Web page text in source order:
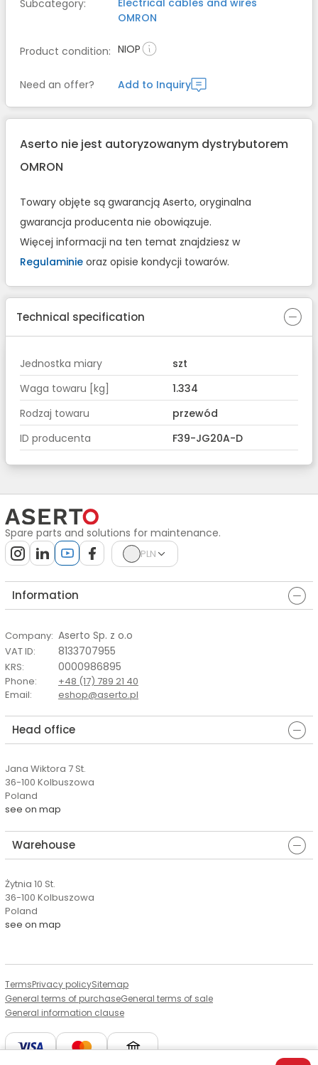
Subcategory:
Electrical cables and wires
OMRON
Product condition: NIOP
Need an offer? Add to Inquiry
Aserto nie jest autoryzowanym dystrybutorem
OMRON
Towary objęte są gwarancją Aserto, oryginalna
gwarancja producenta nie obowiązuje.
Więcej informacji na ten temat znajdziesz w
Regulaminie oraz opisie kondycji towarów.
Technical specification
Jednostka miary
szt
Waga towaru [kg]
1.334
Rodzaj towaru
przewód
ID producenta
F39-JG20A-D
Spare parts and solutions for maintenance.
PLN
Information
Company: Aserto Sp. z o.o
VAT ID: 8133707955
KRS: 0000986895
Phone:
+48 (17) 789 21 40
Email: eshop@aserto.pl
Head office
Jana Wiktora 7 St.
36-100 Kolbuszowa
Poland
see on map
Warehouse
Żytnia 10 St.
36-100 Kolbuszowa
Poland
see on map
TermsPrivacy policySitemap
General terms of purchaseGeneral terms of sale
General information clause